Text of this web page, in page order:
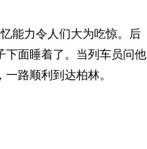
能力令人们大为吃惊。后
下面睡着了。当列车员问他
路顺利到达柏林。